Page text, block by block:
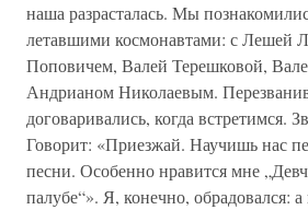
наша разрасталась. Мы
летавшими космонавтами: с Лешей
Поповичем, Валей Терешковой,
Андрианом Николаевым.
договаривались, когда встретимся.
Говорит: «Приезжай. Научишь нас
песни. Особенно нравится мне
палубе“». Я, конечно, обрадовался: